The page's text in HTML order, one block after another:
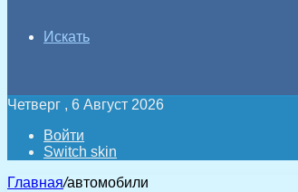
Искать
Четверг , 6 Август 2026
Войти
Switch skin
Главная/автомобили